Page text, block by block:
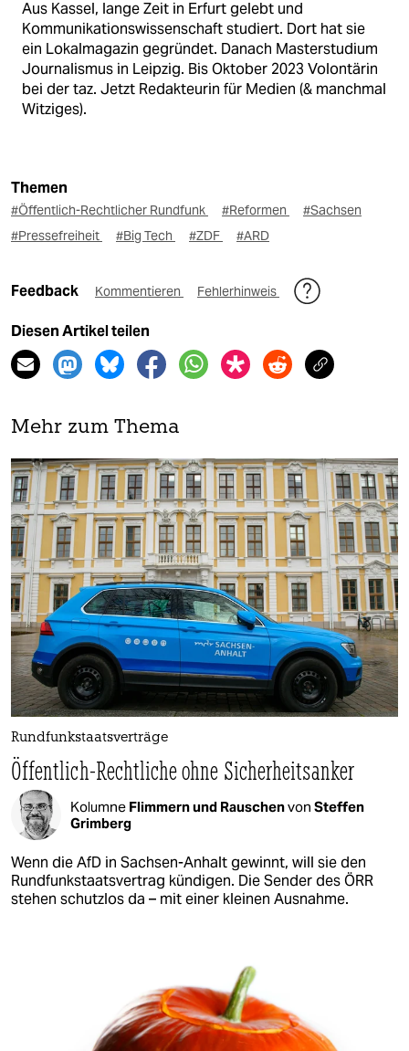
Aus Kassel, lange Zeit in Erfurt gelebt und
Kommunikationswissenschaft studiert. Dort hat sie
ein Lokalmagazin gegründet. Danach Masterstudium
Journalismus in Leipzig. Bis Oktober 2023 Volontärin
bei der taz. Jetzt Redakteurin für Medien (& manchmal
Witziges).
Themen
#Öffentlich-Rechtlicher Rundfunk #Reformen
#Sachsen
#Pressefreiheit
#Big Tech #ZDF #ARD
Feedback Kommentieren Fehlerhinweis
Diesen Artikel teilen
Mehr zum Thema
Rundfunkstaatsverträge
Öffentlich-Rechtliche ohne Sicherheitsanker
Kolumne Flimmern und Rauschenvon Steffen
Grimberg
Wenn die AfD in Sachsen-Anhalt gewinnt, will sie den
Rundfunkstaatsvertrag kündigen. Die Sender des ÖRR
stehen schutzlos da – mit einer kleinen Ausnahme.